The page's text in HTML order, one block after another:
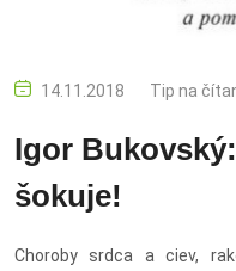
14.11.2018 Tip na
Igor
šokuje!
Choroby srdca a ciev,